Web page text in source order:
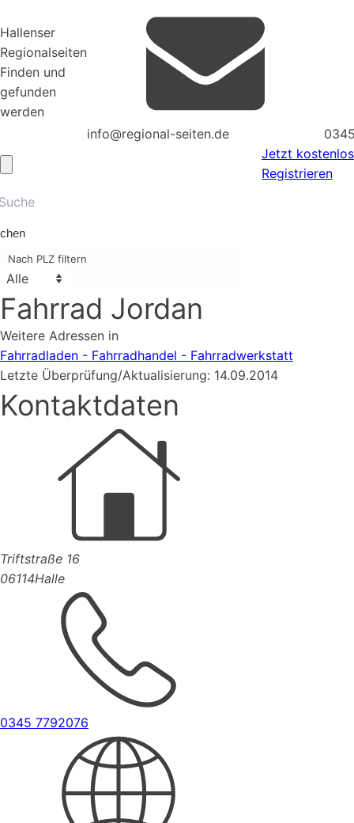
Hallenser
Regionalseiten
Finden und
gefunden
werden
info@regional-seiten.de
Jetzt kostenlos
Registrieren
Nach PLZ filtern
Fahrrad Jordan
Weitere Adressen in
Fahrradladen - Fahrradhandel - Fahrradwerkstatt
Letzte Überprüfung/Aktualisierung: 14.09.2014
Kontaktdaten
Triftstraße 16
06114Halle
0345 7792076